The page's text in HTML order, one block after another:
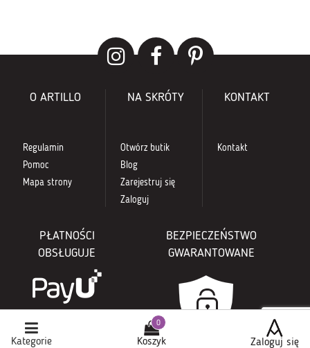
Kategorie Koszyk Zaloguj się
O ARTILLO
Regulamin
Pomoc
Mapa strony
NA SKRÓTY
Otwórz butik
Blog
Zarejestruj się
Zaloguj
KONTAKT
Kontakt
PŁATNOŚCI
OBSŁUGUJE
BEZPIECZEŃSTWO
GWARANTOWANE